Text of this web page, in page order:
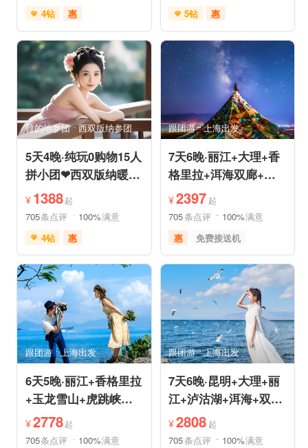
4钻
惠
免费接送机
世界遗产
雪山之旅
森林草原
行车时长短
祈福之旅
赏花之旅
目的地参团 西双版纳参团
5天4晚·纯玩0购物15人
拼小团❤西双版纳暖冬
爆品❤品牌温德姆·亲
子游
¥ 1388起
705条点评 100%满意
4钻
惠
免费接送机
免费WIFI
管家服务
品质游
情侣游
摄影之旅
休闲度假
自然山水
美食享受
乡村趣游
森林公园
美景探索
深度人文
世界遗产
特色民宿
自由活动
跟团游 上海出发
6天5晚·丽江+香格里拉
+玉龙雪山+虎跳峡半
自助游
¥2778起
705条点评 100%满意
5钻
惠
充足自由时间
免费接送机
休闲游
祈福之旅
赏花之旅
跟团游 上海出发
7天6晚·丽江+大理+香
格里拉+洱海双廊+虎
跳峡跟团游
¥2397 起
705条点评 100%满意
惠
免费接送机
品质游
世界遗产
雪山之旅
美食享受
摄影之旅
跟团游 上海出发
7天6晚·昆明+大理+丽
江+泸沽湖+洱海+双廊
+圣托里尼跟团游
¥2808 起
705条点评 100%满意